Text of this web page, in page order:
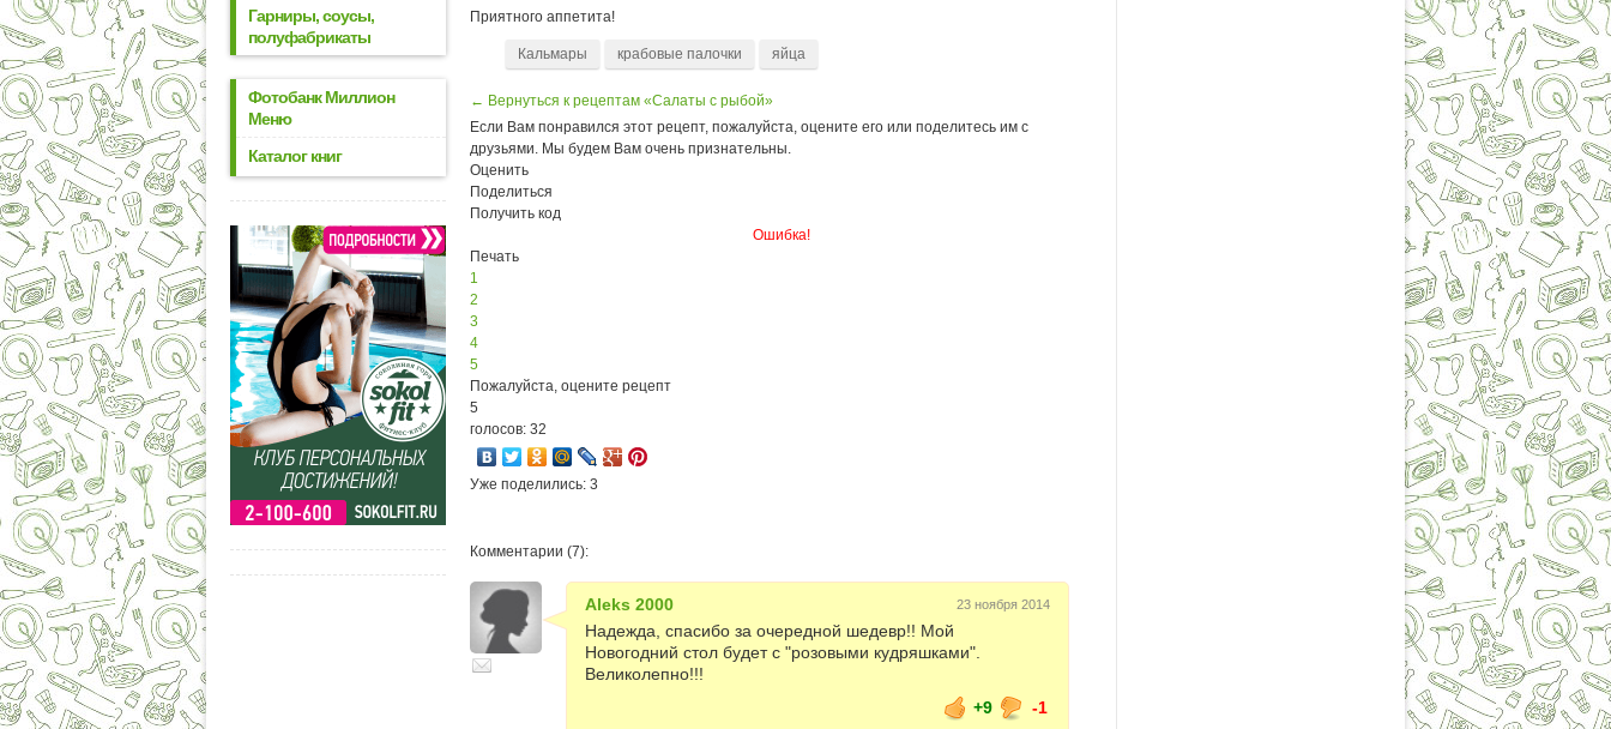
Гарниры, соусы,
полуфабрикаты
Фотобанк Миллион
Меню
Каталог книг
Приятного аппетита!
Кальмары крабовые палочки яйца
← Вернуться к рецептам «Салаты с рыбой»
Если Вам понравился этот рецепт, пожалуйста, оцените его или поделитесь им с
друзьями. Мы будем Вам очень признательны.
Оценить
Поделиться
Получить код
Ошибка!
Печать
1
2
3
4
5
Пожалуйста, оцените рецепт
5
голосов: 32
Уже поделились: 3
Комментарии (7):
Aleks 2000 23 ноября 2014
Надежда, спасибо за очередной шедевр!! Мой
Новогодний стол будет с "розовыми кудряшками".
Великолепно!!!
+9
-1